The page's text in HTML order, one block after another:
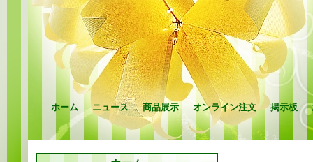
ホーム ニュース 商品展示 オンライン注文 揭示板